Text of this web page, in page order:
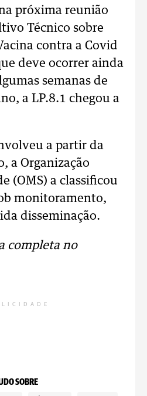
próxima reunião
Técnico sobre
contra a Covid
deve ocorrer ainda
semanas de
a LP.8.1 chegou a
a partir da
a Organização
(OMS) a classificou
monitoramento,
disseminação.
completa no
SOBRE